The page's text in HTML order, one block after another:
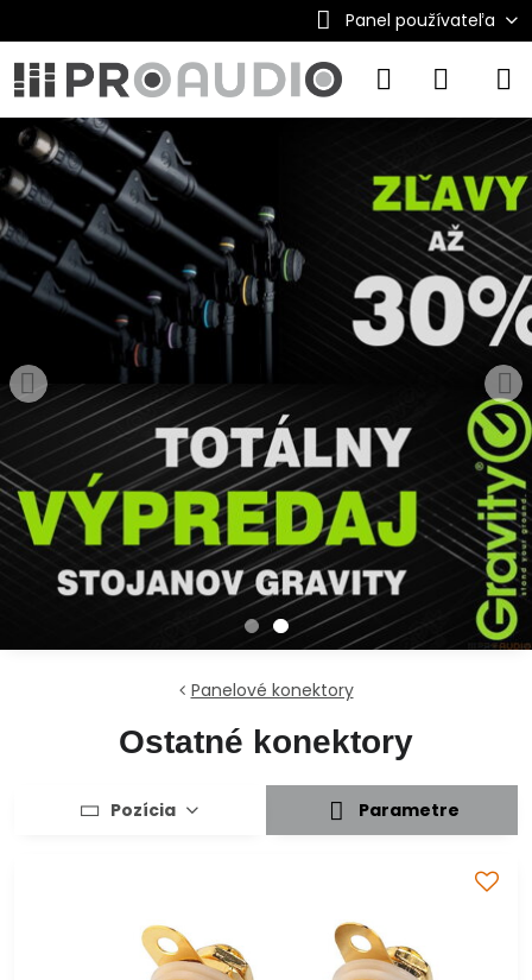
Panel používateľa
Panelové konektory
Ostatné konektory
Pozícia Parametre